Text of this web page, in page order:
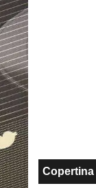
Copertina